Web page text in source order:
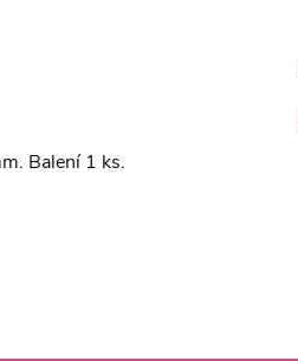
Balení 1 ks.